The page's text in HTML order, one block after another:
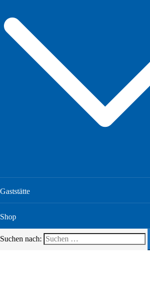
Gaststätte
Shop
Suchen nach: